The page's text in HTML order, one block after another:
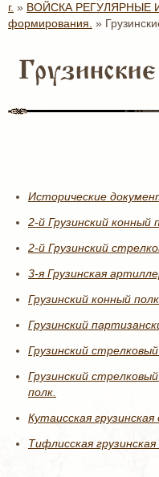
г. » ВОЙСКА РЕГУЛЯРНЫЕ
формирования. »
Исторические
2-й Грузинский конный
2-й Грузинский
3-я Грузинская
Грузинский конный
Грузинский
Грузинский
Грузинский
полк.
Кутаисская грузинская
Тифлисская грузинская